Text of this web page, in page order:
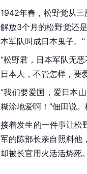
1942年春，松野觉从
解放3个月的松野觉还
本军队叫成日本鬼子。”
“松野君，日本军队无
日本人，不管怎样，要
“我们要爱国，爱日本
糊涂地爱啊！”佃田说
接着发生的一件事让松
军的陈部长亲自照料他
却被长官用火活活烧死